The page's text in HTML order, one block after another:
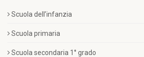
Scuola dell’infanzia
Scuola primaria
Scuola secondaria 1° grado